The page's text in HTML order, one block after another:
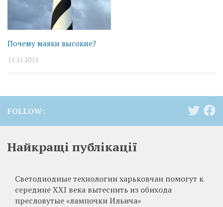
Почему маяки высокие?
11.11.2011
FOLLOW:
Найкращі публікації
Светодиодные технологии харьковчан помогут к
середине ХХI века вытеснить из обихода
пресловутые «лампочки Ильича»